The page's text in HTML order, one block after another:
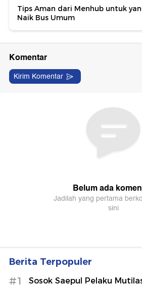
Tips Aman dari Menhub untuk
Naik Bus Umum
Berita Terpopuler
#1
Sosok Saepul Pelaku